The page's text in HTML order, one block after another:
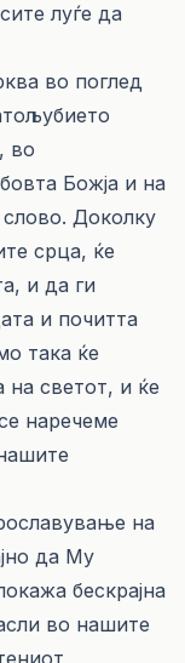
луѓе да
во поглед
во
Божја и на
Доколку
срца, ќе
и да ги
и почитта
така ќе
на светот, и ќе
наречеме
на
да Му
бескрајна
во нашите